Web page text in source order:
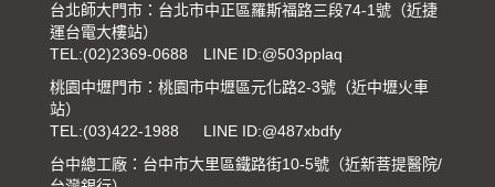
台北師大門市：台北市中正區羅斯福路三段74-1號（近捷
運台電大樓站）
TEL:(02)2369-0688
LINE ID:@503pplaq
桃園中壢門市：桃園市中壢區元化路2-3號（近中壢火車
站）
TEL:(03)422-1988
LINE ID:@487xbdfy
台中總工廠：台中市大里區鐵路街10-5號（近新菩提醫院/